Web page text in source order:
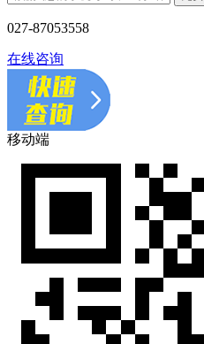
027-87053558
在线咨询
移动端